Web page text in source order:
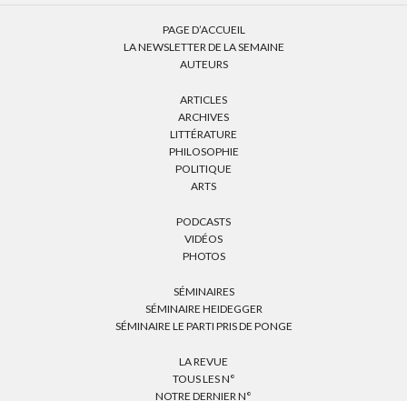
PAGE D’ACCUEIL
LA NEWSLETTER DE LA SEMAINE
AUTEURS
ARTICLES
ARCHIVES
LITTÉRATURE
PHILOSOPHIE
POLITIQUE
ARTS
PODCASTS
VIDÉOS
PHOTOS
SÉMINAIRES
SÉMINAIRE HEIDEGGER
SÉMINAIRE LE PARTI PRIS DE PONGE
LA REVUE
TOUS LES N°
NOTRE DERNIER N°